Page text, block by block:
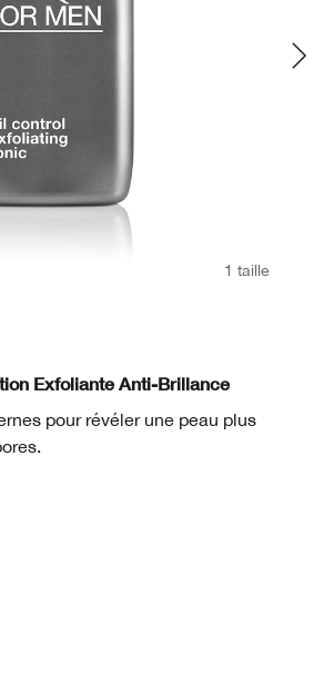
1 taille
Exfoliante Anti-Brillance
pour révéler une peau plus